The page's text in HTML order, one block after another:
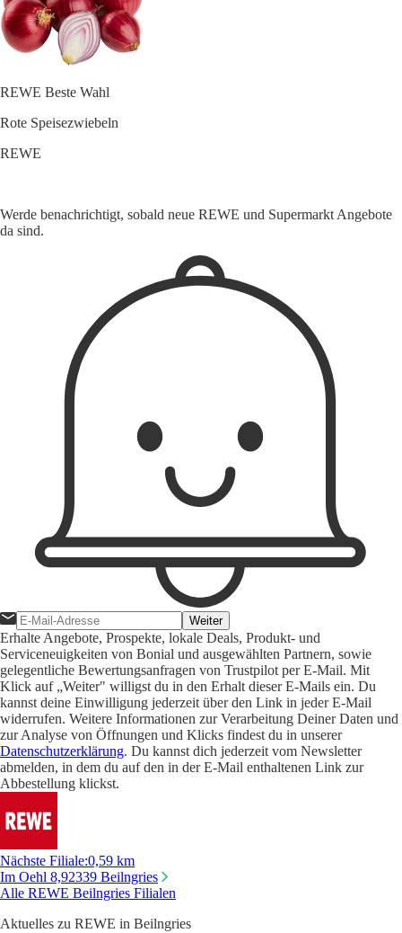
REWE Beste Wahl
Rote Speisezwiebeln
REWE
Werde benachrichtigt, sobald neue REWE und Supermarkt Angebote
da sind.
Weiter
Erhalte Angebote, Prospekte, lokale Deals, Produkt- und
Serviceneuigkeiten von Bonial und ausgewählten Partnern, sowie
gelegentliche Bewertungsanfragen von Trustpilot per E-Mail. Mit
Klick auf „Weiter" willigst du in den Erhalt dieser E-Mails ein. Du
kannst deine Einwilligung jederzeit über den Link in jeder E-Mail
widerrufen. Weitere Informationen zur Verarbeitung Deiner Daten und
zur Analyse von Öffnungen und Klicks findest du in unserer
Datenschutzerklärung. Du kannst dich jederzeit vom Newsletter
abmelden, in dem du auf den in der E-Mail enthaltenen Link zur
Abbestellung klickst.
Nächste Filiale:0,59 km
Im Oehl 8,92339 Beilngries
Alle REWE Beilngries Filialen
Aktuelles zu REWE in Beilngries